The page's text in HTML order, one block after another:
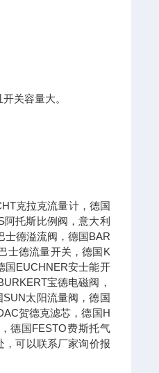
关容量大。
克拉克流量计，德国
托斯比例阀，意大利
士德溢流阀，德国BAR
士德流量开关，德国K
国EUCHNER安士能开
宝德电磁阀，
太阳流量阀，德国
贺德克滤芯，德国H
德国FESTO费斯托气
，可以联系厂家询价报